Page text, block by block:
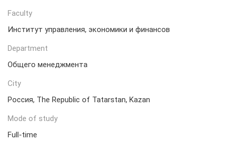
Faculty
Институт управления, экономики и финансов
Department
Общего менеджмента
City
Россия, The Republic of Tatarstan, Kazan
Mode of study
Full-time